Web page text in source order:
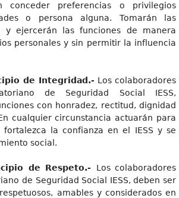
conceder preferencias o privilegios
o persona alguna. Tomarán las
y ejercerán las funciones de manera
personales y sin permitir la influencia
de Integridad.- Los colaboradores
de Seguridad Social IESS,
con honradez, rectitud, dignidad
cualquier circunstancia actuarán para
fortalezca la confianza en el IESS y se
social.
de Respeto.- Los colaboradores
de Seguridad Social IESS, deben ser
amables y considerados en